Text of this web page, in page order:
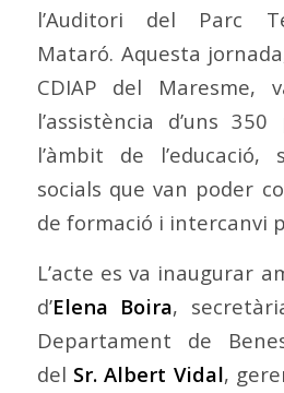
l’Auditori del Parc
Mataró. Aquesta
CDIAP del Maresme,
l’assistència d’uns
l’àmbit de
socials que van poder
de formació i intercanvi
L’acte es va inaugurar
d’Elena Boira,
Departament de
del Sr. Albert Vidal,